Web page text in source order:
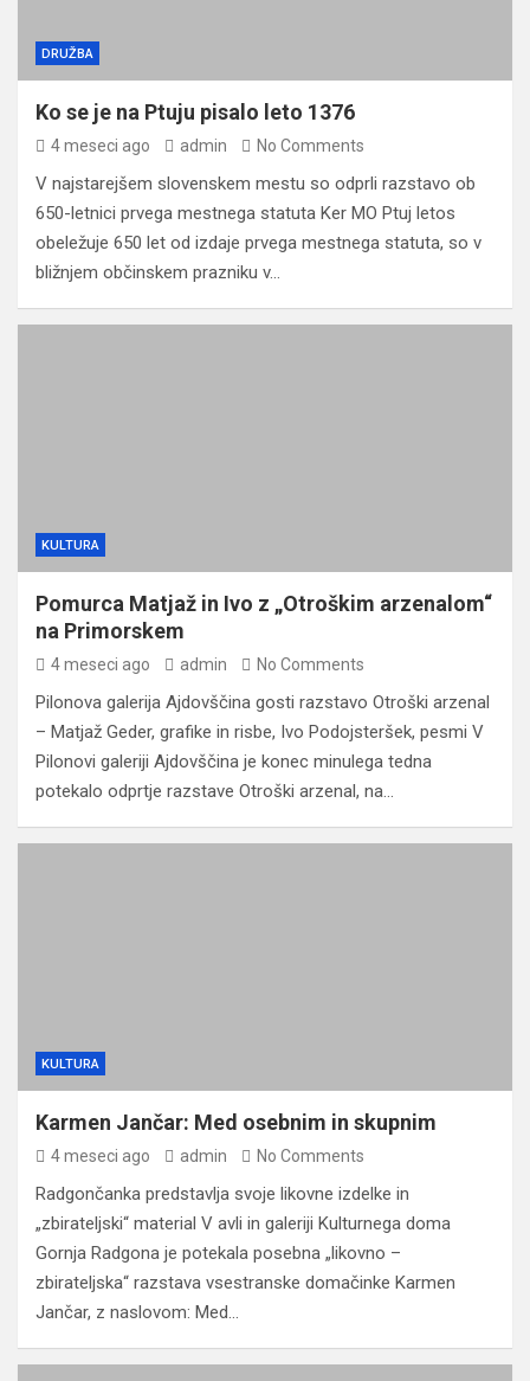
DRUŽBA
Ko se je na Ptuju pisalo leto 1376
4 meseci ago admin No Comments
V najstarejšem slovenskem mestu so odprli razstavo ob
650-letnici prvega mestnega statuta Ker MO Ptuj letos
obeležuje 650 let od izdaje prvega mestnega statuta, so v
bližnjem občinskem prazniku v…
KULTURA
Pomurca Matjaž in Ivo z „Otroškim arzenalom“
na Primorskem
4 meseci ago admin No Comments
Pilonova galerija Ajdovščina gosti razstavo Otroški arzenal
– Matjaž Geder, grafike in risbe, Ivo Podojsteršek, pesmi V
Pilonovi galeriji Ajdovščina je konec minulega tedna
potekalo odprtje razstave Otroški arzenal, na…
KULTURA
Karmen Jančar: Med osebnim in skupnim
4 meseci ago admin No Comments
Radgončanka predstavlja svoje likovne izdelke in
„zbirateljski“ material V avli in galeriji Kulturnega doma
Gornja Radgona je potekala posebna „likovno –
zbirateljska“ razstava vsestranske domačinke Karmen
Jančar, z naslovom: Med…